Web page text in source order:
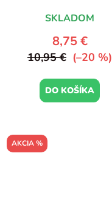
SKLADOM
8,75 €
10,95 € (–20 %)
DO KOŠÍKA
AKCIA %